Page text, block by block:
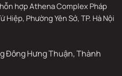
hợp Athena Complex Pháp
Hiệp, Phường Yên Sở, TP. Hà Nội
Đông Hưng Thuận, Thành